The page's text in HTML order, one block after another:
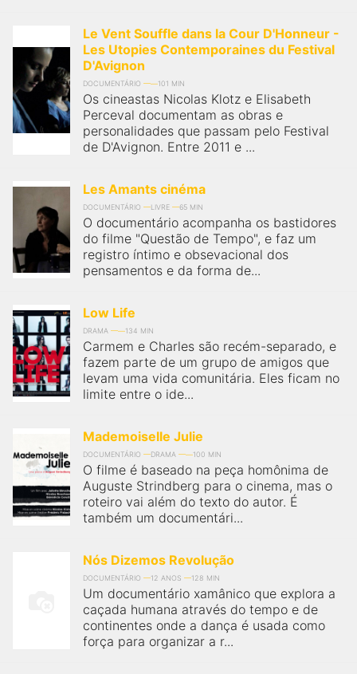
Le Vent Souffle dans la Cour D'Honneur -
Les Utopies Contemporaines du Festival
D'Avignon
DOCUMENTÁRIO 101 MIN
Os cineastas Nicolas Klotz e Elisabeth
Perceval documentam as obras e
personalidades que passam pelo Festival
de D'Avignon. Entre 2011 e ...
Les Amants cinéma
DOCUMENTÁRIO LIVRE 65 MIN
O documentário acompanha os bastidores
do filme "Questão de Tempo", e faz um
registro íntimo e obsevacional dos
pensamentos e da forma de...
Low Life
DRAMA 134 MIN
Carmem e Charles são recém-separado, e
fazem parte de um grupo de amigos que
levam uma vida comunitária. Eles ficam no
limite entre o ide...
Mademoiselle Julie
DOCUMENTÁRIO DRAMA 100 MIN
O filme é baseado na peça homônima de
Auguste Strindberg para o cinema, mas o
roteiro vai além do texto do autor. É
também um documentári...
Nós Dizemos Revolução
DOCUMENTÁRIO 12 ANOS 128 MIN
Um documentário xamânico que explora a
caçada humana através do tempo e de
continentes onde a dança é usada como
força para organizar a r...